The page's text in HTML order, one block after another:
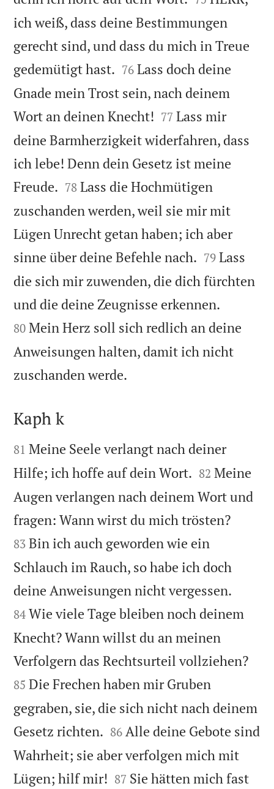
ich weiß, dass deine Bestimmungen
gerecht sind, und dass du mich in Treue
gedemütigt hast. 

76 Lass doch deine
Gnade mein Trost sein, nach deinem
Wort an deinen Knecht! 

77 Lass mir
deine Barmherzigkeit widerfahren, dass
ich lebe! Denn dein Gesetz ist meine
Freude. 

78 Lass die Hochmütigen
zuschanden werden, weil sie mir mit
Lügen Unrecht getan haben; ich aber
sinne über deine Befehle nach. 

79 Lass
die sich mir zuwenden, die dich fürchten
und die deine Zeugnisse erkennen.
80 Mein Herz soll sich redlich an deine
Anweisungen halten, damit ich nicht
zuschanden werde.

Kaph k

81 Meine Seele verlangt nach deiner
Hilfe; ich hoffe auf dein Wort. 

82 Meine
Augen verlangen nach deinem Wort und
fragen: Wann wirst du mich trösten?
83 Bin ich auch geworden wie ein
Schlauch im Rauch, so habe ich doch
deine Anweisungen nicht vergessen.
84 Wie viele Tage bleiben noch deinem
Knecht? Wann willst du an meinen
Verfolgern das Rechtsurteil vollziehen?
85 Die Frechen haben mir Gruben
gegraben, sie, die sich nicht nach deinem
Gesetz richten. 

86 Alle deine Gebote sind
Wahrheit; sie aber verfolgen mich mit
Lügen; hilf mir! 

87 Sie hätten mich fast